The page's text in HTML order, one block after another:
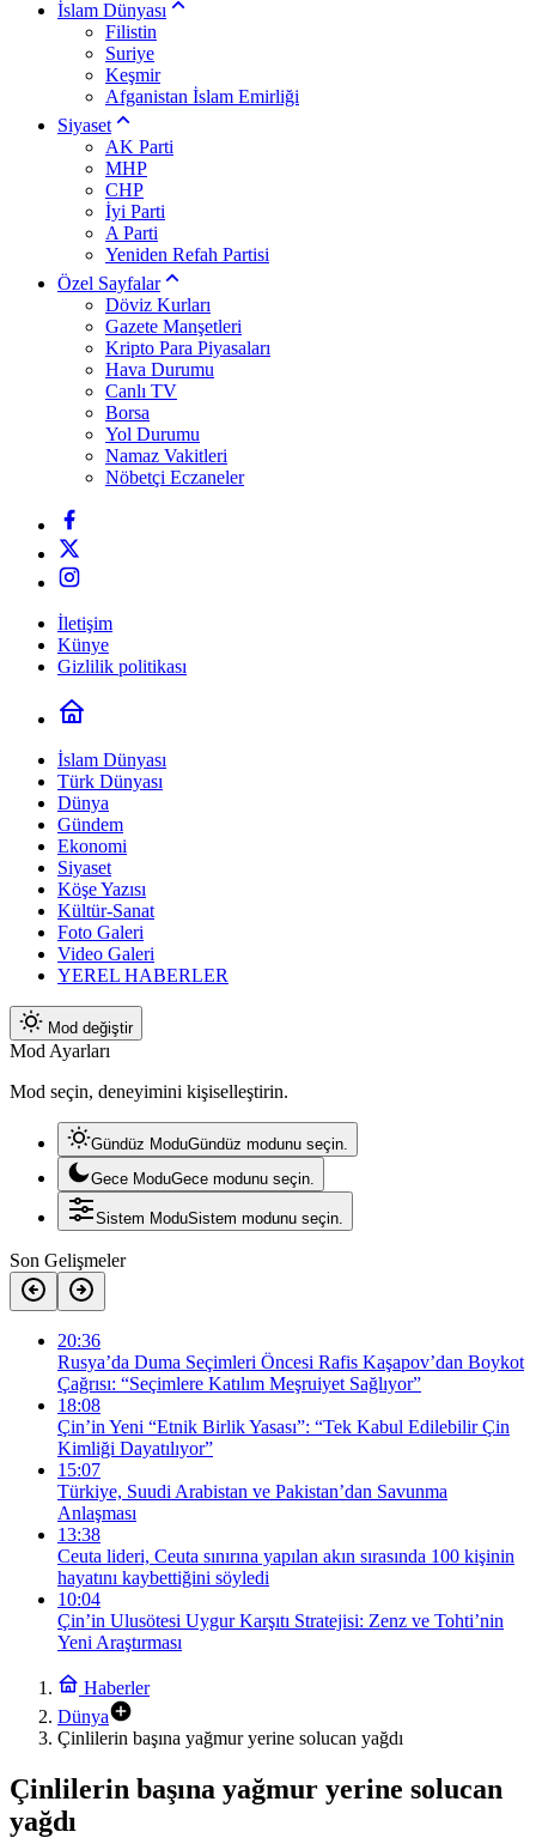
İslam Dünyası
Filistin
Suriye
Keşmir
Afganistan İslam Emirliği
Siyaset
AK Parti
MHP
CHP
İyi Parti
A Parti
Yeniden Refah Partisi
Özel Sayfalar
Döviz Kurları
Gazete Manşetleri
Kripto Para Piyasaları
Hava Durumu
Canlı TV
Borsa
Yol Durumu
Namaz Vakitleri
Nöbetçi Eczaneler
İletişim
Künye
Gizlilik politikası
İslam Dünyası
Türk Dünyası
Dünya
Gündem
Ekonomi
Siyaset
Köşe Yazısı
Kültür-Sanat
Foto Galeri
Video Galeri
YEREL HABERLER
Mod değiştir
Mod Ayarları
Mod seçin, deneyimini kişiselleştirin.
Gündüz ModuGündüz modunu seçin.
Gece ModuGece modunu seçin.
Sistem ModuSistem modunu seçin.
Son Gelişmeler
20:36
Rusya’da Duma Seçimleri Öncesi Rafis Kaşapov’dan Boykot
Çağrısı: “Seçimlere Katılım Meşruiyet Sağlıyor”
18:08
Çin’in Yeni “Etnik Birlik Yasası”: “Tek Kabul Edilebilir Çin
Kimliği Dayatılıyor”
15:07
Türkiye, Suudi Arabistan ve Pakistan’dan Savunma
Anlaşması
13:38
Ceuta lideri, Ceuta sınırına yapılan akın sırasında 100 kişinin
hayatını kaybettiğini söyledi
10:04
Çin’in Ulusötesi Uygur Karşıtı Stratejisi: Zenz ve Tohti’nin
Yeni Araştırması
Haberler
Dünya
Çinlilerin başına yağmur yerine solucan yağdı
Çinlilerin başına yağmur yerine solucan
yağdı